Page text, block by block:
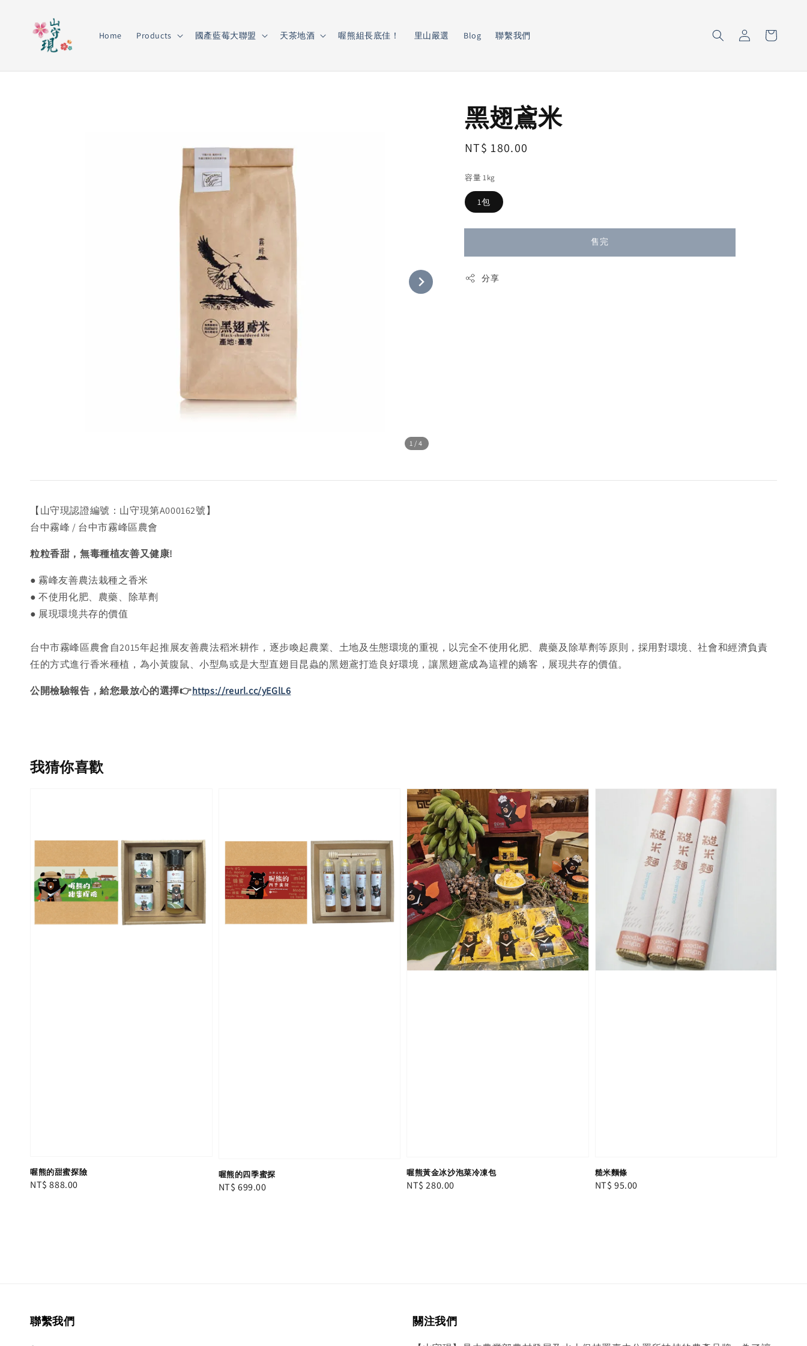
Home Products 國產藍莓大聯盟 天茶地酒 喔熊組長底佳！ 里山嚴選 Blog 聯繫我們
1 /4
黑翅鳶米
Regular
NT$ 180.00
容量 1kg
1包
售完
分享
【山守現認證編號：山守現第A000162號】
台中霧峰 / 台中市霧峰區農會
粒粒香甜，無毒種植友善又健康!
● 霧峰友善農法栽種之香米
● 不使用化肥、農藥、除草劑
● 展現環境共存的價值
台中市霧峰區農會自2015年起推展友善農法稻米耕作，逐步喚起農業、土地及生態環境的重視，以完全不使用化肥、農藥及除草劑等原則，採用對環境、社會和經濟負責
任的方式進行香米種植，為小黃腹鼠、小型鳥或是大型直翅目昆蟲的黑翅鳶打造良好環境，讓黑翅鳶成為這裡的嬌客，展現共存的價值。
公開檢驗報告，給您最放心的選擇👉https://reurl.cc/yEGlL6
我猜你喜歡
喔熊的甜蜜探險
Regular
NT$ 888.00
喔熊的四季蜜探
Regular
NT$ 699.00
喔熊黃金冰沙泡菜冷凍包
Regular
NT$ 280.00
糙米麵條
Regular
NT$ 95.00
聯繫我們 關注我們